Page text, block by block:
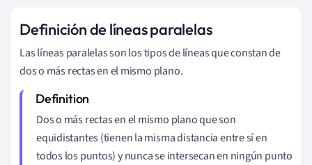
Definición de líneas paralelas
Las líneas paralelas son los tipos de líneas que constan de
dos o más rectas en el mismo plano.
Dos o más rectas en el mismo plano que son
equidistantes (tienen la misma distancia entre sí en
todos los puntos) y nunca se intersecan en ningún punto